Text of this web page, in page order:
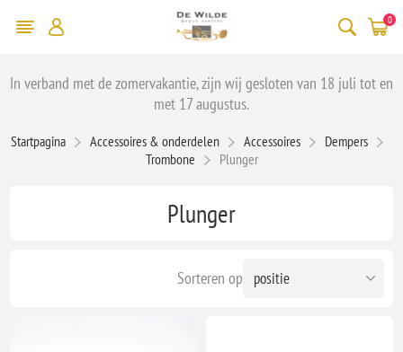
0
In verband met de zomervakantie, zijn wij gesloten van 18 juli tot en
met 17 augustus.
Startpagina Accessoires & onderdelen Accessoires
Dempers
Trombone
Plunger
Plunger
Sorteren op